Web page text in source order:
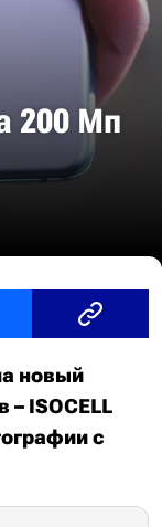
200 Мп
новый
ISOCELL
с